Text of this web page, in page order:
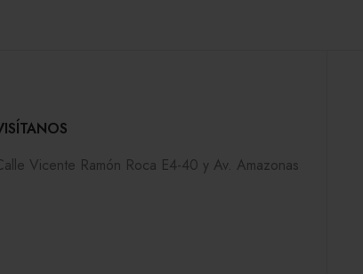
Vicente Ramón Roca E4-40 y Av. Amazonas